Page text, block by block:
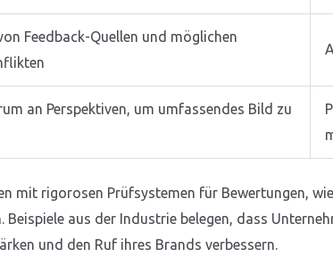
Feedback-Quellen und möglichen
an Perspektiven, um umfassendes Bild zu
mit rigorosen Prüfsystemen für Bewertungen,
aus der Industrie belegen, dass
und den Ruf ihres Brands verbessern.